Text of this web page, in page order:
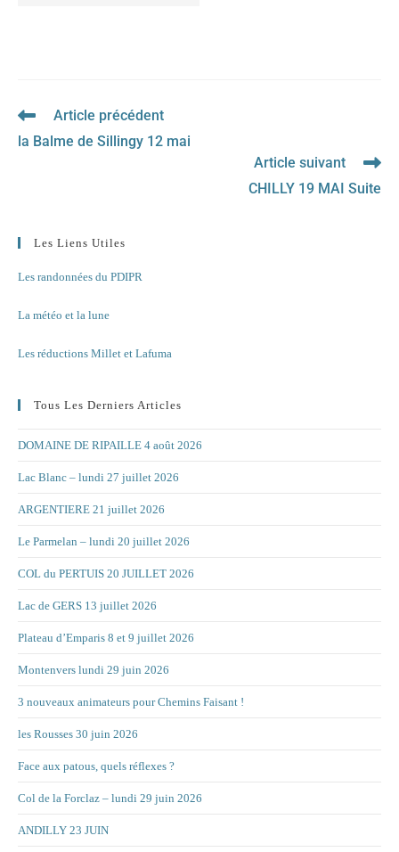
Read
articles
Article précédent
la Balme de Sillingy 12 mai
Article suivant
CHILLY 19 MAI Suite
Les Liens Utiles
Les randonnées du PDIPR
La météo et la lune
Les réductions Millet et Lafuma
Tous Les Derniers Articles
DOMAINE DE RIPAILLE 4 août 2026
Lac Blanc – lundi 27 juillet 2026
ARGENTIERE 21 juillet 2026
Le Parmelan – lundi 20 juillet 2026
COL du PERTUIS 20 JUILLET 2026
Lac de GERS 13 juillet 2026
Plateau d’Emparis 8 et 9 juillet 2026
Montenvers lundi 29 juin 2026
3 nouveaux animateurs pour Chemins Faisant !
les Rousses 30 juin 2026
Face aux patous, quels réflexes ?
Col de la Forclaz – lundi 29 juin 2026
ANDILLY 23 JUIN